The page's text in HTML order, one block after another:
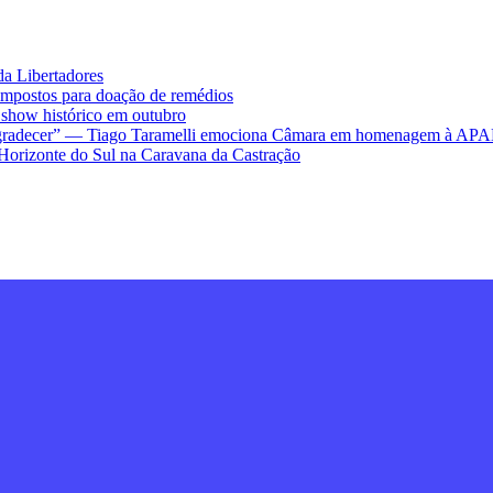
Libertadores
para doação de remédios
histórico em outubro
— Tiago Taramelli emociona Câmara em homenagem à
do Sul na Caravana da Castração